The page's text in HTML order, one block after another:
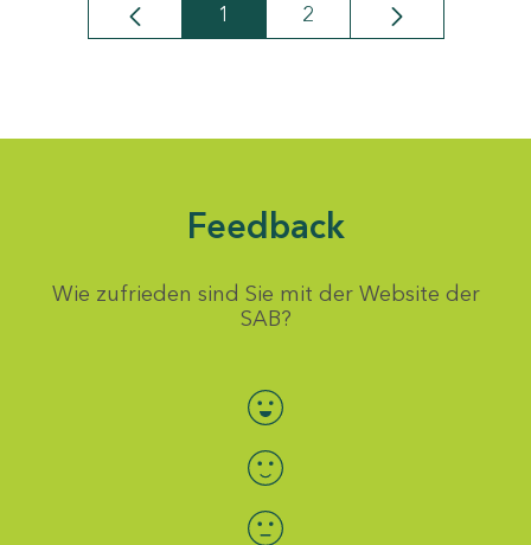
Seite
1 Seite
2
Feedback
Wie zufrieden sind Sie mit der Website der
SAB?
Bewertung auswählen